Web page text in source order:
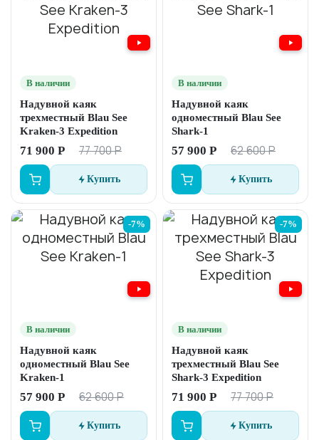
В наличии
Надувной каяк
трехместный Blau See
Kraken-3 Expedition
71 900 Р 77 700 Р
Купить
В наличии
Надувной каяк
одноместный Blau See
Shark-1
57 900 Р 62 600 Р
Купить
-7%
В наличии
Надувной каяк
одноместный Blau See
Kraken-1
57 900 Р 62 600 Р
Купить
-7%
В наличии
Надувной каяк
трехместный Blau See
Shark-3 Expedition
71 900 Р 77 700 Р
Купить